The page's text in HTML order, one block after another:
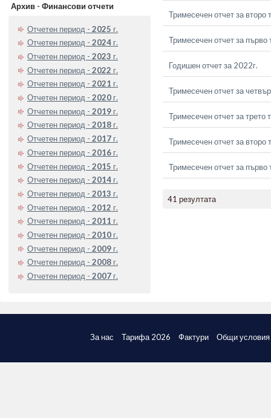
Архив - Финансови отчети
Отчетен период - 2025 г.
Отчетен период - 2024 г.
Отчетен период - 2023 г.
Отчетен период - 2022 г.
Отчетен период - 2021 г.
Отчетен период - 2020 г.
Отчетен период - 2019 г.
Отчетен период - 2018 г.
Отчетен период - 2017 г.
Отчетен период - 2016 г.
Отчетен период - 2015 г.
Отчетен период - 2014 г.
Отчетен период - 2013 г.
Отчетен период - 2012 г.
Отчетен период - 2011 г.
Отчетен период - 2010 г.
Отчетен период - 2009 г.
Отчетен период - 2008 г.
Отчетен период - 2007 г.
Тримесечен отчет за второ
Тримесечен отчет за
Годишен отчет за 2022г.
Тримесечен отчет за
Тримесечен отчет за трето
Тримесечен отчет за второ
Тримесечен отчет за
41 резултата
За нас Тарифа 2026 Фактури Общи условия